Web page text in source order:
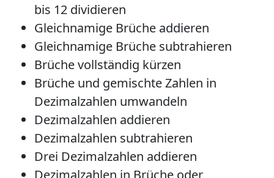
bis 12 dividieren
Gleichnamige Brüche addieren
Gleichnamige Brüche subtrahieren
Brüche vollständig kürzen
Brüche und gemischte Zahlen in
Dezimalzahlen umwandeln
Dezimalzahlen addieren
Dezimalzahlen subtrahieren
Drei Dezimalzahlen addieren
Dezimalzahlen in Brüche oder